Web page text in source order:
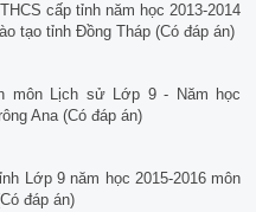
cấp tỉnh năm học 2013-2014
tạo tỉnh Đồng Tháp (Có đáp án)
môn Lịch sử Lớp 9 - Năm học
Ana (Có đáp án)
Lớp 9 năm học 2015-2016 môn
đáp án)